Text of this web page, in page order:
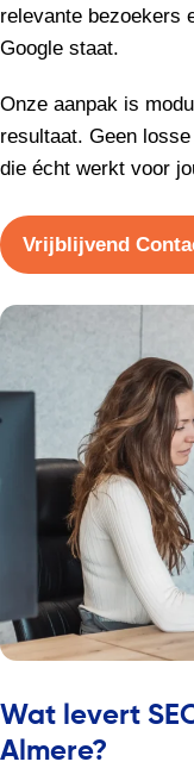
relevante bezoekers
Google staat.
Onze aanpak is
resultaat. Geen
die écht werkt voor
Vrijblijvend
Wat levert
Almere?